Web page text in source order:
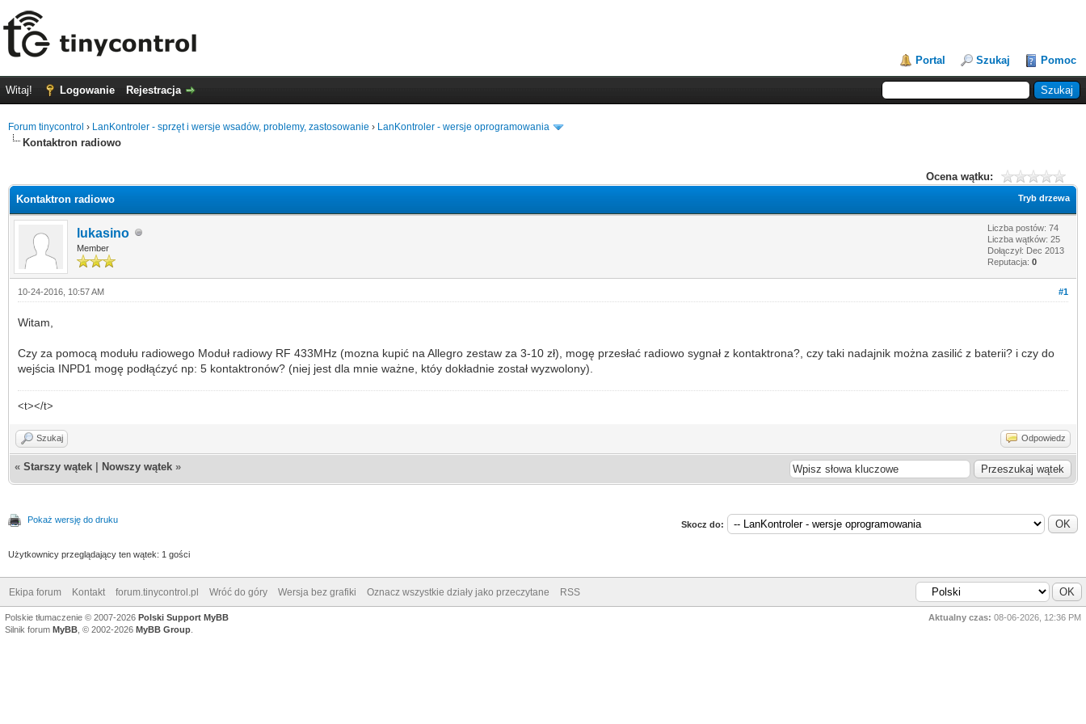
Portal Szukaj Pomoc
Witaj! Logowanie Rejestracja
Forum tinycontrol › LanKontroler - sprzęt i wersje wsadów, problemy, zastosowanie › LanKontroler - wersje oprogramowania
Kontaktron radiowo
Ocena wątku:
Tryb drzewa
Kontaktron radiowo
lukasino
Member
Liczba postów: 74
Liczba wątków: 25
Dołączył: Dec 2013
Reputacja: 0
#1
10-24-2016, 10:57 AM
Witam,
Czy za pomocą modułu radiowego Moduł radiowy RF 433MHz (mozna kupić na Allegro zestaw za 3-10 zł), mogę przesłać radiowo sygnał z kontaktrona?, czy taki nadajnik można zasilić z baterii? i czy do
wejścia INPD1 mogę podłąćzyć np: 5 kontaktronów? (niej jest dla mnie ważne, któy dokładnie został wyzwolony).
<t></t>
Szukaj Odpowiedz
« Starszy wątek Nowszy wątek »
Pokaż wersję do druku Skocz do:
Użytkownicy przeglądający ten wątek: 1 gości
Ekipa forum Kontakt forum.tinycontrol.pl Wróć do góry Wersja bez grafiki Oznacz wszystkie działy jako przeczytane RSS
Aktualny czas: 08-06-2026, 12:36 PM
Polskie tłumaczenie © 2007-2026 Polski Support MyBB
Silnik forum MyBB , © 2002-2026 MyBB Group